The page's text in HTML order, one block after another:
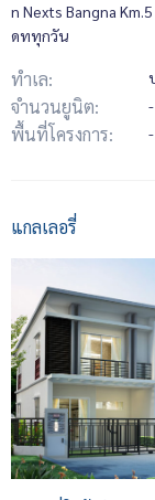
n Nexts Bangna
ดททุกวัน
ทำเล:
จำนวนยูนิต: -
พื้นที่โครงการ: -
แกลเลอรี่